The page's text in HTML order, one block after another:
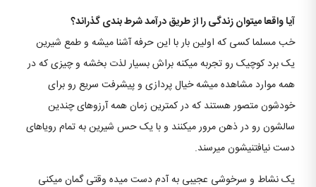
آیا واقعا میتوان زندگی را از طریق درآمد شرط بندی گذراند؟
خب مسلما کسی که اولین بار با این حرفه آشنا میشه و طمع شیرین
یک برد کوچیک رو تجربه میکنه براش بسیار لذت بخشه و چیزی که در
همه موارد مشاهده میشه خیال پردازی و پیشرفت سریع رو برای
خودشون متصور هستند که در کمترین زمان همه آرزوهای چندین
سالشون رو در ذهن مرور میکنند و با یک حس شیرین به تمام رویاهای
دست نیافتنیشون میرسند.
یک نشاط و سرخوشی عجیبی به آدم دست میده وقتی گمان میکنی